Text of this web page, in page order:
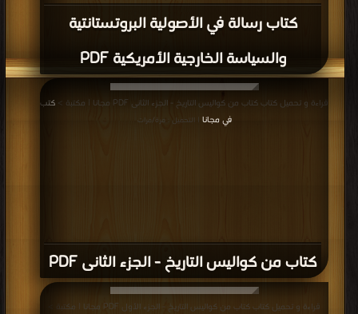
كتاب رسالة في الأصولية البروتستانتية
والسياسة الخارجية الأمريكية PDF
كتاب من كواليس التاريخ - الجزء الثانى PDF
قراءة و تحميل كتاب كتاب من كواليس التاريخ - الجزء الثانى PDF مجانا | مكتبة >
كتب
في مجانا| التحميل : مرة/مرات
قراءة و تحميل كتاب كتاب من كواليس التاريخ - الجزء الأول PDF مجانا | مكتبة >